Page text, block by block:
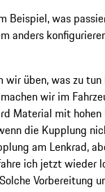
Beispiel, was
anders
wir üben, was zu
wir im
Material mit
die Kupplung
am Lenkrad,
ich jetzt wieder
Vorbereitung